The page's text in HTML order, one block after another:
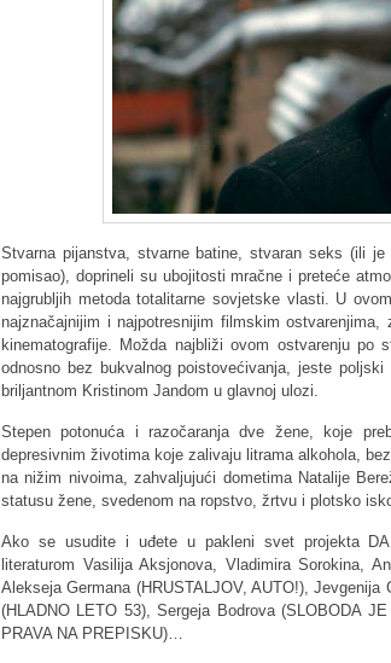
Stvarna pijanstva, stvarne batine, stvaran seks (ili
pomisao), doprineli su ubojitosti mračne i preteće
najgrubljih metoda totalitarne sovjetske vlasti. U
najznačajnijim i najpotresnijim filmskim
kinematografije. Možda najbliži ovom ostvarenju
odnosno bez bukvalnog poistovećivanja, jeste
briljantnom Kristinom Jandom u glavnoj ulozi.
Stepen potonuća i razočaranja dve žene, koje
depresivnim životima koje zalivaju litrama alkohola,
na nižim nivoima, zahvaljujući dometima Natalije
statusu žene, svedenom na ropstvo, žrtvu i plotsko
Ako se usudite i uđete u pakleni svet projekta
literaturom Vasilija Aksjonova, Vladimira Sorokina,
Alekseja Germana (HRUSTALJOV, AUTO!),
(HLADNO LETO 53), Sergeja Bodrova (SLOBODA
PRAVA NA PREPISKU)…